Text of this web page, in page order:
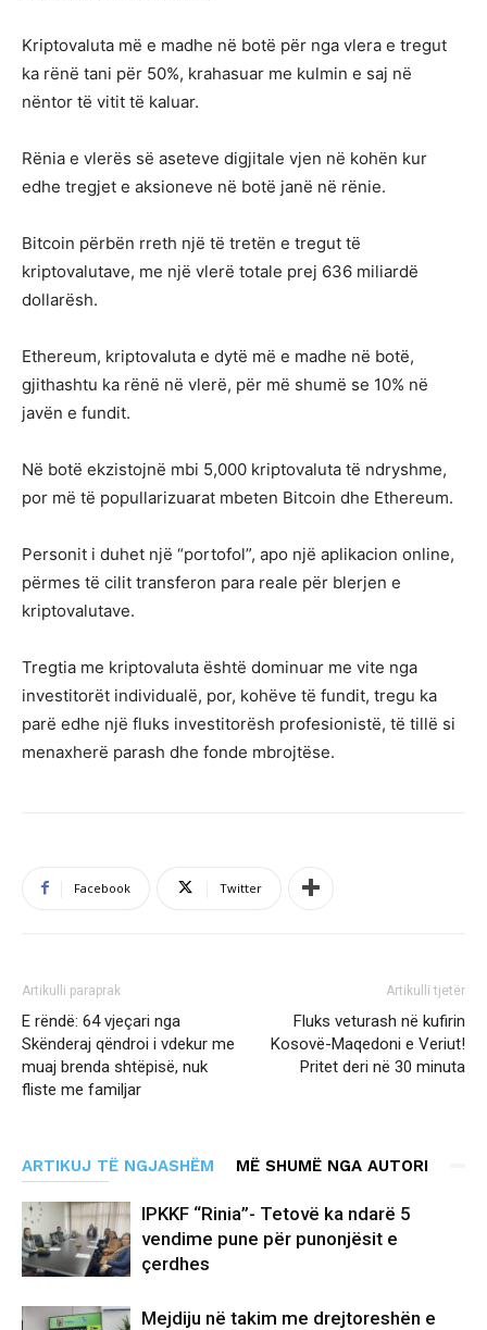
Kriptovaluta më e madhe në botë për nga vlera e tregut
ka rënë tani për 50%, krahasuar me kulmin e saj në
nëntor të vitit të kaluar.
Rënia e vlerës së aseteve digjitale vjen në kohën kur
edhe tregjet e aksioneve në botë janë në rënie.
Bitcoin përbën rreth një të tretën e tregut të
kriptovalutave, me një vlerë totale prej 636 miliardë
dollarësh.
Ethereum, kriptovaluta e dytë më e madhe në botë,
gjithashtu ka rënë në vlerë, për më shumë se 10% në
javën e fundit.
Në botë ekzistojnë mbi 5,000 kriptovaluta të ndryshme,
por më të popullarizuarat mbeten Bitcoin dhe Ethereum.
Personit i duhet një “portofol”, apo një aplikacion online,
përmes të cilit transferon para reale për blerjen e
kriptovalutave.
Tregtia me kriptovaluta është dominuar me vite nga
investitorët individualë, por, kohëve të fundit, tregu ka
parë edhe një fluks investitorësh profesionistë, të tillë si
menaxherë parash dhe fonde mbrojtëse.
Facebook Twitter
Artikulli paraprak
E rëndë: 64 vjeçari nga
Skënderaj qëndroi i vdekur me
muaj brenda shtëpisë, nuk
fliste me familjar
Artikulli tjetër
Fluks veturash në kufirin
Kosovë-Maqedoni e Veriut!
Pritet deri në 30 minuta
ARTIKUJ TË NGJASHËM MË SHUMË NGA AUTORI
IPKKF “Rinia”- Tetovë ka ndarë 5
vendime pune për punonjësit e
çerdhes
Mejdiju në takim me drejtoreshën e